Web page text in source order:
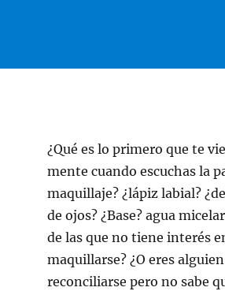
¿Qué es lo primero que te
mente cuando escuchas la
maquillaje? ¿lápiz labial?
de ojos? ¿Base? agua
de las que no tiene interés
maquillarse? ¿O eres
reconciliarse pero no sabe